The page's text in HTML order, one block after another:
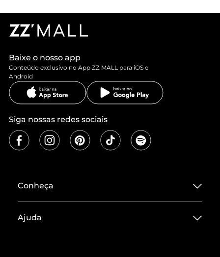
Baixe o nosso app
Conteúdo exclusivo no App ZZ MALL para iOS e
Android
Siga nossas redes sociais
Conheça
Termos de Uso
Ajuda